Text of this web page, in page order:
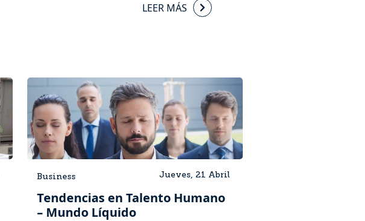
LEER MÁS
Business Jueves, 21 Abril
Tendencias en Talento Humano
– Mundo Líquido